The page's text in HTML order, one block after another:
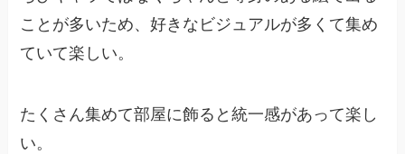
ことが多いため、好きなビジュアルが多くて集め
ていて楽しい。
たくさん集めて部屋に飾ると統一感があって楽し
い。